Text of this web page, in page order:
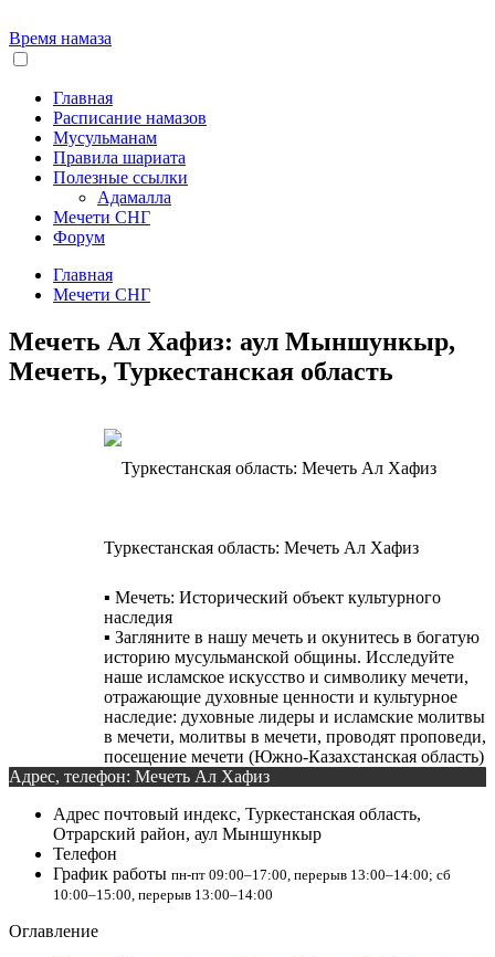
Время намаза
Главная
Расписание намазов
Мусульманам
Правила шариата
Полезные ссылки
Адамалла
Мечети СНГ
Форум
Главная
Мечети СНГ
Мечеть Ал Хафиз: аул Мыншункыр,
Мечеть, Туркестанская область
Туркестанская область: Мечеть Ал Хафиз
▪️ Мечеть: Исторический объект культурного
наследия
▪️ Загляните в нашу мечеть и окунитесь в богатую
историю мусульманской общины. Исследуйте
наше исламское искусство и символику мечети,
отражающие духовные ценности и культурное
наследие: духовные лидеры и исламские молитвы
в мечети, молитвы в мечети, проводят проповеди,
посещение мечети (Южно-Казахстанская область)
Адрес, телефон: Мечеть Ал Хафиз
Адрес почтовый индекс, Туркестанская область,
Отрарский район, аул Мыншункыр
Телефон
График работы пн-пт 09:00–17:00, перерыв 13:00–14:00; сб
10:00–15:00, перерыв 13:00–14:00
Оглавление